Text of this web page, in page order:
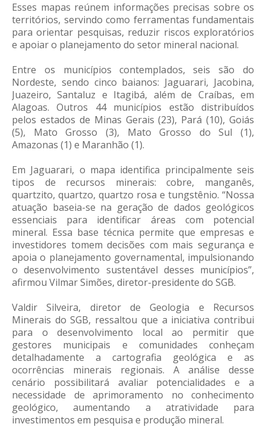
Esses mapas reúnem informações precisas sobre os
territórios, servindo como ferramentas fundamentais
para orientar pesquisas, reduzir riscos exploratórios
e apoiar o planejamento do setor mineral nacional.
Entre os municípios contemplados, seis são do
Nordeste, sendo cinco baianos: Jaguarari, Jacobina,
Juazeiro, Santaluz e Itagibá, além de Craíbas, em
Alagoas. Outros 44 municípios estão distribuídos
pelos estados de Minas Gerais (23), Pará (10), Goiás
(5), Mato Grosso (3), Mato Grosso do Sul (1),
Amazonas (1) e Maranhão (1).
Em Jaguarari, o mapa identifica principalmente seis
tipos de recursos minerais: cobre, manganês,
quartzito, quartzo, quartzo rosa e tungstênio. “Nossa
atuação baseia-se na geração de dados geológicos
essenciais para identificar áreas com potencial
mineral. Essa base técnica permite que empresas e
investidores tomem decisões com mais segurança e
apoia o planejamento governamental, impulsionando
o desenvolvimento sustentável desses municípios”,
afirmou Vilmar Simões, diretor-presidente do SGB.
Valdir Silveira, diretor de Geologia e Recursos
Minerais do SGB, ressaltou que a iniciativa contribui
para o desenvolvimento local ao permitir que
gestores municipais e comunidades conheçam
detalhadamente a cartografia geológica e as
ocorrências minerais regionais. A análise desse
cenário possibilitará avaliar potencialidades e a
necessidade de aprimoramento no conhecimento
geológico, aumentando a atratividade para
investimentos em pesquisa e produção mineral.